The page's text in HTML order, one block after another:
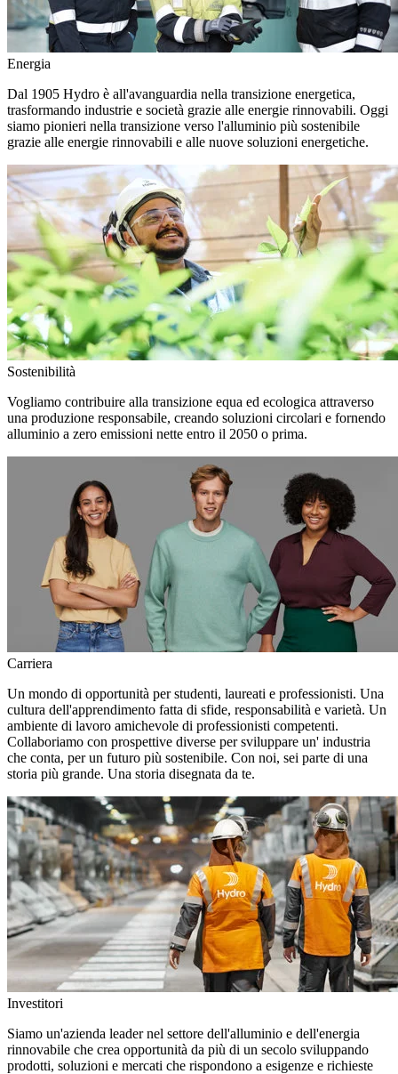
Energia
Dal 1905 Hydro è all'avanguardia nella transizione energetica,
trasformando industrie e società grazie alle energie rinnovabili. Oggi
siamo pionieri nella transizione verso l'alluminio più sostenibile
grazie alle energie rinnovabili e alle nuove soluzioni energetiche.
Sostenibilità
Vogliamo contribuire alla transizione equa ed ecologica attraverso
una produzione responsabile, creando soluzioni circolari e fornendo
alluminio a zero emissioni nette entro il 2050 o prima.
Carriera
Un mondo di opportunità per studenti, laureati e professionisti. Una
cultura dell'apprendimento fatta di sfide, responsabilità e varietà. Un
ambiente di lavoro amichevole di professionisti competenti.
Collaboriamo con prospettive diverse per sviluppare un' industria
che conta, per un futuro più sostenibile. Con noi, sei parte di una
storia più grande. Una storia disegnata da te.
Investitori
Siamo un'azienda leader nel settore dell'alluminio e dell'energia
rinnovabile che crea opportunità da più di un secolo sviluppando
prodotti, soluzioni e mercati che rispondono a esigenze e richieste